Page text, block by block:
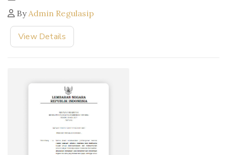
ByAdmin Regulasip
View Details